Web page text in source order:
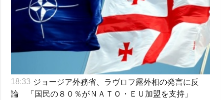
18:33 ジョージア外務省、ラヴロフ露外相の発言に反
論 「国民の８０％がＮＡＴＯ・ＥＵ加盟を支持」